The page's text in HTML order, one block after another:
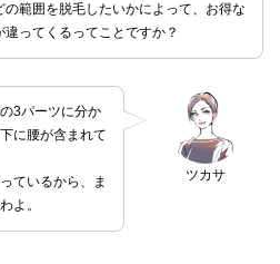
の範囲を脱毛したいかによって、お得な
違ってくるってことですか？
ツカサ
3パーツに分か
に腰が含まれて
ているから、ま
よ。